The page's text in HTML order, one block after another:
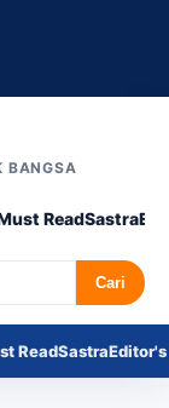
BANGSA
ReadSastra
Cari
ReadSastra